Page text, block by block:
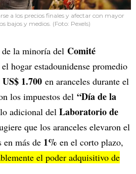
a los precios finales y afectar con mayor
bajos y medios. (Foto: Pexels)
de la minoría del Comité
hogar estadounidense promedio
US$ 1.700 en aranceles durante el
los impuestos del “Día de la
adicional del Laboratorio de
que los aranceles elevaron el
en más de 1% en el corto plazo,
el poder adquisitivo de